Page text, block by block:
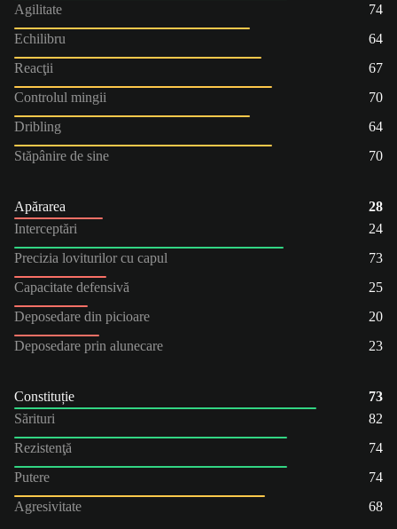
Agilitate
74
Echilibru
64
Reacţii
67
Controlul mingii
70
Dribling
64
Stăpânire de sine
70
Apărarea
28
Interceptări
24
Precizia loviturilor cu capul
73
Capacitate defensivă
25
Deposedare din picioare
20
Deposedare prin alunecare
23
Constituție
73
Sărituri
82
Rezistenţă
74
Putere
74
Agresivitate
68